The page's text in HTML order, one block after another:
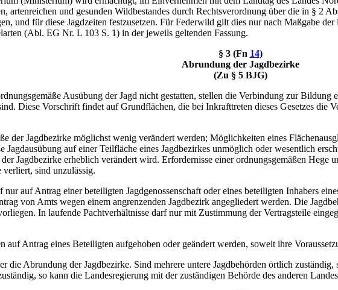
artenreichen und gesunden Wildbestandes durch Rechtsverordnung über die in § 2
und für diese Jagdzeiten festzusetzen. Für Federwild gilt dies nur nach Maßgabe
(Abl. EG Nr. L 103 S. 1) in der jeweils geltenden Fassung.
§ 3 (Fn 14)
Abrundung der Jagdbezirke
(Zu § 5 BJG)
Ausübung der Jagd nicht gestatten, stellen die Verbindung zur Bildung
Diese Vorschrift findet auf Grundflächen, die bei Inkrafttreten dieses Gesetzes die
der Jagdbezirke möglichst wenig verändert werden; Möglichkeiten eines
Jagdausübung auf einer Teilfläche eines Jagdbezirkes unmöglich oder wesentlich
Jagdbezirke erheblich verändert wird. Erfordernisse einer ordnungsgemäßen Hege
verliert, sind unzulässig.
auf Antrag einer beteiligten Jagdgenossenschaft oder eines beteiligten Inhabers
von Amts wegen einem angrenzenden Jagdbezirk angegliedert werden. Die
In laufende Pachtverhältnisse darf nur mit Zustimmung der Vertragsteile
auf Antrag eines Beteiligten aufgehoben oder geändert werden, soweit ihre
die Abrundung der Jagdbezirke. Sind mehrere untere Jagdbehörden örtlich
so kann die Landesregierung mit der zuständigen Behörde des anderen